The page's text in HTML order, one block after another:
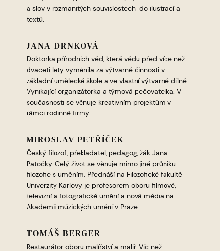
a slov v rozmanitých souvislostech do ilustrací a
textů.
JANA DRNKOVÁ
Doktorka přírodních věd, která vědu před více než
dvaceti lety vyměnila za výtvarné činnosti v
základní umělecké škole a ve vlastní výtvarné dílně.
Vynikající organizátorka a týmová pečovatelka. V
současnosti se věnuje kreativním projektům v
rámci rodinné firmy.
MIROSLAV PETŘÍČEK
Český filozof, překladatel, pedagog, žák Jana
Patočky. Celý život se věnuje mimo jiné průniku
filozofie s uměním. Přednáší na Filozofické fakultě
Univerzity Karlovy, je profesorem oboru filmové,
televizní a fotografické umění a nová média na
Akademii múzických umění v Praze.
TOMÁŠ BERGER
Restaurátor oboru malířství a malíř. Víc než